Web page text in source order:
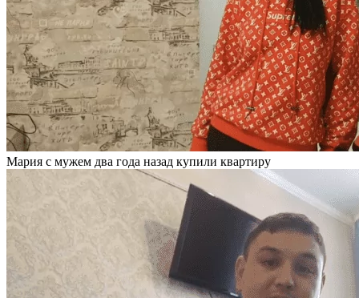
Мария с мужем два года назад купили квартиру